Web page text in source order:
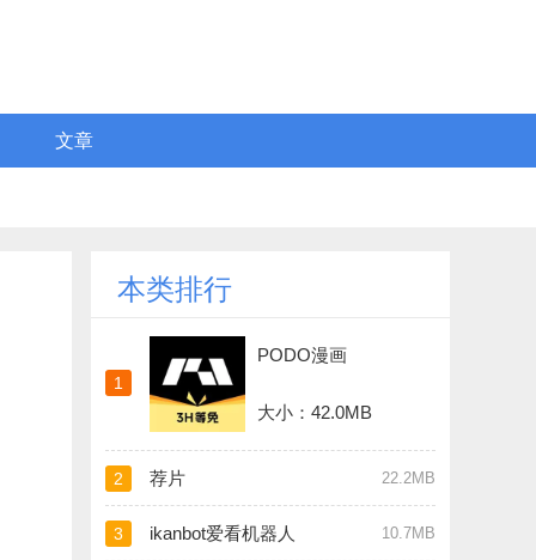
文章
本类排行
1
PODO漫画
大小：42.0MB
2 荐片 22.2MB
3 ikanbot爱看机器人 10.7MB